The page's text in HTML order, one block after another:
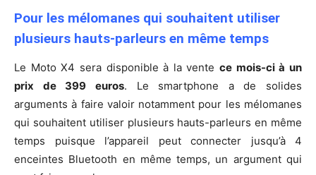
Pour les mélomanes qui souhaitent utiliser
plusieurs hauts-parleurs en même temps
Le Moto X4 sera disponible à la ventece mois-ci à un
prix de 399 euros. Le smartphone a de solides
arguments à faire valoir notamment pour les mélomanes
qui souhaitent utiliser plusieurs hauts-parleurs en même
temps puisque l’appareil peut connecter jusqu’à 4
enceintes Bluetooth en même temps, un argument qui